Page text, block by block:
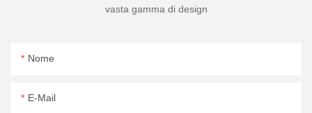
vasta gamma di design
Nome
E-Mail